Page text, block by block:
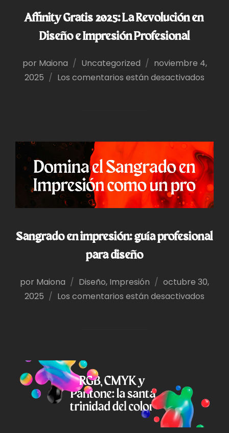
Affinity Gratis 2025: La Revolución en
Diseño e Impresión Profesional
por Maiona Uncategorized
Publicado
el
noviembre 4,
2025
Los comentarios están desactivados
Sangrado en impresión: guía profesional
para diseño
por Maiona Diseño, Impresión
Publicado
el
octubre 30,
2025
Los comentarios están desactivados